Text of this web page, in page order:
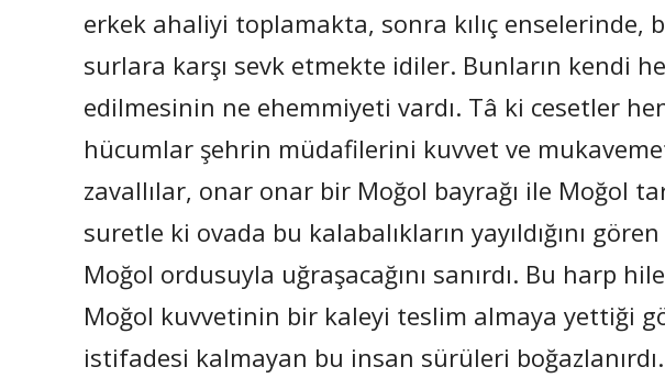
erkek ahaliyi toplamakta, sonra kılıç enselerinde,
surlara karşı sevk etmekte idiler. Bunların kendi
edilmesinin ne ehemmiyeti vardı. Tâ ki cesetler
hücumlar şehrin müdafilerini kuvvet ve
zavallılar, onar onar bir Moğol bayrağı ile Moğol
suretle ki ovada bu kalabalıkların yayıldığını
Moğol ordusuyla uğraşacağını sanırdı. Bu harp
Moğol kuvvetinin bir kaleyi teslim almaya yettiği
istifadesi kalmayan bu insan sürüleri